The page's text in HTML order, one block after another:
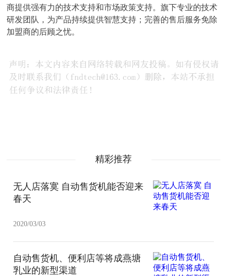
商提供强有力的技术支持和市场政策支持。旗下专业的技术
研发团队，为产品持续提供智慧支持；完善的售后服务免除
加盟商的后顾之忧。
精彩推荐
无人店落寞 自动售货机能否迎来
春天
2020/03/03
自动售货机、便利店等将成燕塘
乳业的新型渠道